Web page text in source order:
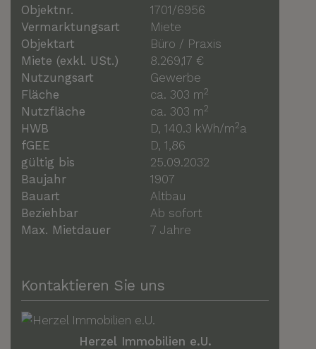
Objektnr.
1701/6956
Vermarktungsart
Miete
Objektart
Büro / Praxis
Miete (exkl. USt.)
8.269,17 €
Nutzungsart
Gewerbe
Fläche
ca. 303 m2
Nutzfläche ca. 303 m2
HWB D, 140.3 kWh/m2a
fGEE
D, 1,86
gültig bis
25.09.2032
Baujahr
1907
Bauart
Altbau
Beziehbar
Ab sofort
Max. Mietdauer
7 Jahre
Kontaktieren Sie uns
Herzel Immobilien e.U.